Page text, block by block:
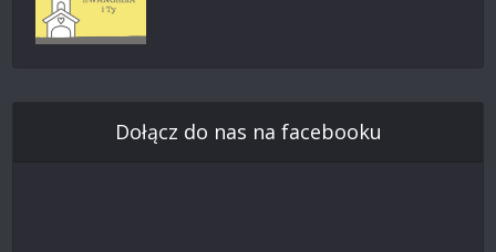
Dołącz do nas na facebooku